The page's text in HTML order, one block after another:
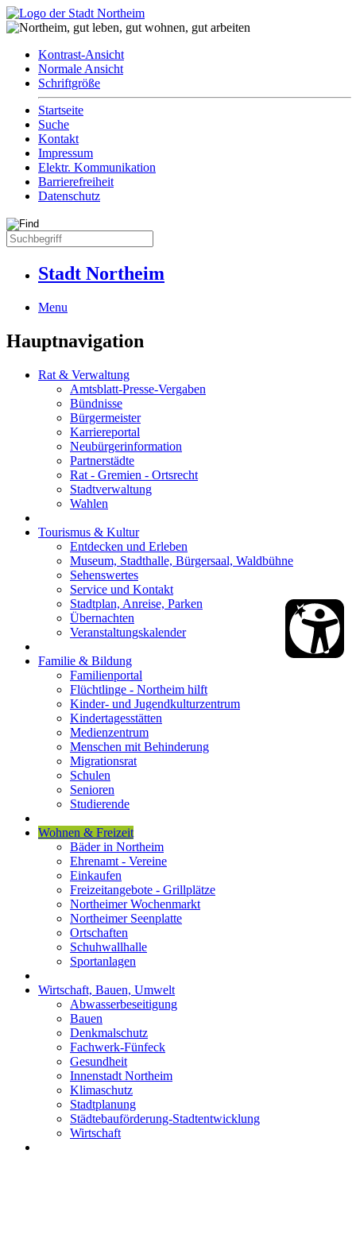
Kontrast-Ansicht
Normale Ansicht
Schriftgröße
Startseite
Suche
Kontakt
Impressum
Elektr. Kommunikation
Barrierefreiheit
Datenschutz
Stadt Northeim
Menu
Hauptnavigation
Rat & Verwaltung
Amtsblatt-Presse-Vergaben
Bündnisse
Bürgermeister
Karriereportal
Neubürgerinformation
Partnerstädte
Rat - Gremien - Ortsrecht
Stadtverwaltung
Wahlen
Tourismus & Kultur
Entdecken und Erleben
Museum, Stadthalle, Bürgersaal, Waldbühne
Sehenswertes
Service und Kontakt
Stadtplan, Anreise, Parken
Übernachten
Veranstaltungskalender
Familie & Bildung
Familienportal
Flüchtlinge - Northeim hilft
Kinder- und Jugendkulturzentrum
Kindertagesstätten
Medienzentrum
Menschen mit Behinderung
Migrationsrat
Schulen
Senioren
Studierende
Wohnen & Freizeit
Bäder in Northeim
Ehrenamt - Vereine
Einkaufen
Freizeitangebote - Grillplätze
Northeimer Wochenmarkt
Northeimer Seenplatte
Ortschaften
Schuhwallhalle
Sportanlagen
Wirtschaft, Bauen, Umwelt
Abwasserbeseitigung
Bauen
Denkmalschutz
Fachwerk-Fünfeck
Gesundheit
Innenstadt Northeim
Klimaschutz
Stadtplanung
Städtebauförderung-Stadtentwicklung
Wirtschaft